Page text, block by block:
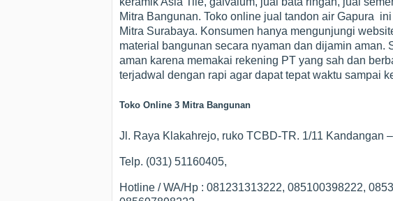
Mitra Bangunan. Toko online jual tandon air Gapura
Mitra Surabaya. Konsumen hanya mengunjungi
material bangunan secara nyaman dan dijamin aman.
aman karena memakai rekening PT yang sah dan
terjadwal dengan rapi agar dapat tepat waktu sampai
Toko Online 3 Mitra Bangunan
Jl. Raya Klakahrejo, ruko TCBD-TR. 1/11 Kandangan
Telp. (031) 51160405,
Hotline / WA/Hp : 081231313222, 085100398222,